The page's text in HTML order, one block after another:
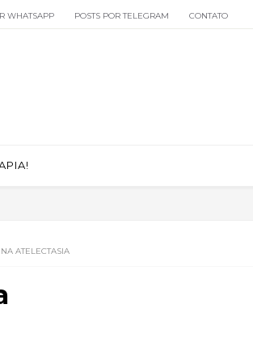
WHATSAPP POSTS POR TELEGRAM CONTATO
ATELECTASIA